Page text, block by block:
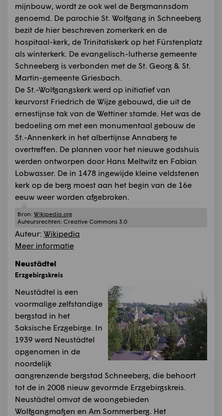
mijnbouw, wordt ze ook wel de Bergmannsdom
genoemd. De parochie St. Wolfgang in Schneeberg
bezit de hier beschreven zomerkerk en de
hospitaal-kerk, de Trinitatiskerk op het Fürstenplatz
als winterkerk. De evangelisch-lutherse gemeente
Schneeberg is verbonden met de St. Georg & St.
Martin-gemeente Griesbach.
De St.-Wolfgangskerk werd op initiatief van
keurvorst Friedrich de Wijze gebouwd, die uit de
ernestijnse tak van de Wettiner stamde. Het was de
bedoeling om met een monumentaal gebouw de
St.-Annenkerk in het albertijnse Annaberg te
overtreffen. De plannen voor het nieuwe godshuis
werden ontworpen door Hans Meltwitz en Fabian
Lobwasser. De in 1478 ingewijde kleine veldstenen
kerk op de berg moest aan het begin van de 16e
eeuw weer worden afgebroken.
Bron: Wikipedia.org
Auteursrechten: Creative Commons 3.0
Auteur: Wikipedia
Meer informatie
Neustädtel
Erzgebirgskreis
Neustädtel is een
voormalige zelfstandige
bergstad in het
Saksische Erzgebirge. In
1939 werd Neustädtel
opgenomen in de
noordelijk
aangrenzende bergstad Schneeberg, die behoort
tot de in 2008 nieuw gevormde Erzgebirgskreis.
Neustädtel omvat de woongebieden
Wolfgangmaßen en Am Sommerberg. Het